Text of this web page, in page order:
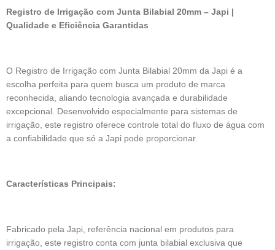
Registro de Irrigação com Junta Bilabial 20mm – Japi |
Qualidade e Eficiência Garantidas
O Registro de Irrigação com Junta Bilabial 20mm da Japi é a
escolha perfeita para quem busca um produto de marca
reconhecida, aliando tecnologia avançada e durabilidade
excepcional. Desenvolvido especialmente para sistemas de
irrigação, este registro oferece controle total do fluxo de água com
a confiabilidade que só a Japi pode proporcionar.
Características Principais:
Fabricado pela Japi, referência nacional em produtos para
irrigação, este registro conta com junta bilabial exclusiva que